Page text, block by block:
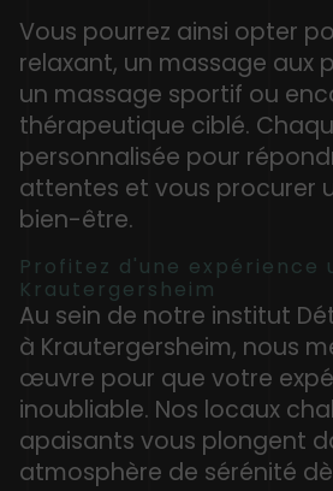
Vous pourrez ainsi opter
relaxant, un massage aux
un massage sportif ou
thérapeutique ciblé.
personnalisée pour
attentes et vous procurer
bien-être.
Profitez d'une expérience
Krautergersheim
Au sein de notre institut
à Krautergersheim, nous
œuvre pour que votre
inoubliable. Nos locaux
apaisants vous plongent
atmosphère de sérénité